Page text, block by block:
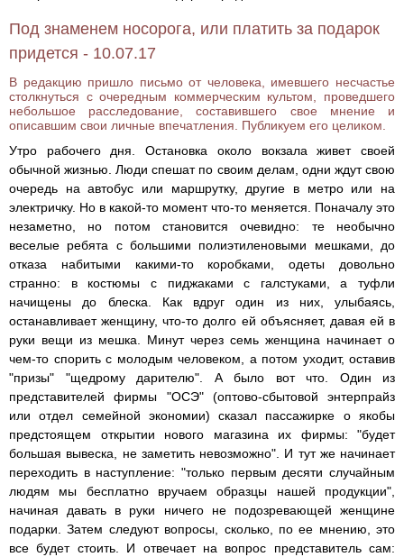
Под знаменем носорога, или платить за подарок
придется - 10.07.17
В редакцию пришло письмо от человека, имевшего несчастье
столкнуться с очередным коммерческим культом, проведшего
небольшое расследование, составившего свое мнение и
описавшим свои личные впечатления. Публикуем его целиком.
Утро рабочего дня. Остановка около вокзала живет своей
обычной жизнью. Люди спешат по своим делам, одни ждут свою
очередь на автобус или маршрутку, другие в метро или на
электричку. Но в какой-то момент что-то меняется. Поначалу это
незаметно, но потом становится очевидно: те необычно
веселые ребята с большими полиэтиленовыми мешками, до
отказа набитыми какими-то коробками, одеты довольно
странно: в костюмы с пиджаками с галстуками, а туфли
начищены до блеска. Как вдруг один из них, улыбаясь,
останавливает женщину, что-то долго ей объясняет, давая ей в
руки вещи из мешка. Минут через семь женщина начинает о
чем-то спорить с молодым человеком, а потом уходит, оставив
"призы" "щедрому дарителю". А было вот что. Один из
представителей фирмы "ОСЭ" (оптово-сбытовой энтерпрайз
или отдел семейной экономии) сказал пассажирке о якобы
предстоящем открытии нового магазина их фирмы: "будет
большая вывеска, не заметить невозможно". И тут же начинает
переходить в наступление: "только первым десяти случайным
людям мы бесплатно вручаем образцы нашей продукции",
начиная давать в руки ничего не подозревающей женщине
подарки. Затем следуют вопросы, сколько, по ее мнению, это
все будет стоить. И отвечает на вопрос представитель сам: